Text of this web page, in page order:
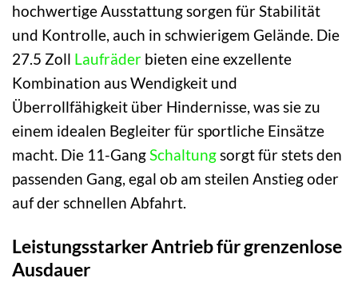
hochwertige Ausstattung sorgen für Stabilität
und Kontrolle, auch in schwierigem Gelände. Die
27.5 Zoll Laufräder bieten eine exzellente
Kombination aus Wendigkeit und
Überrollfähigkeit über Hindernisse, was sie zu
einem idealen Begleiter für sportliche Einsätze
macht. Die 11-GangSchaltungsorgt für stets den
passenden Gang, egal ob am steilen Anstieg oder
auf der schnellen Abfahrt.
Leistungsstarker Antrieb für grenzenlose
Ausdauer